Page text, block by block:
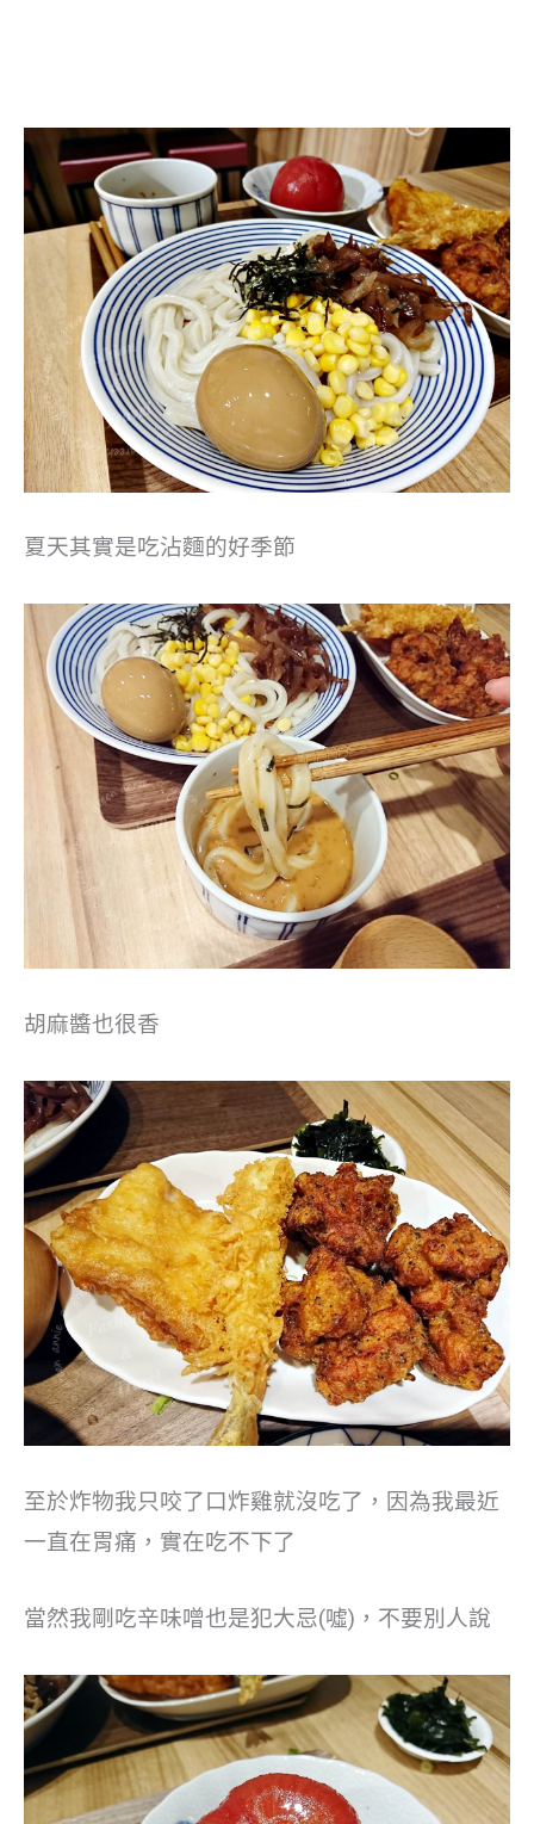
夏天其實是吃沾麵的好季節
胡麻醬也很香
至於炸物我只咬了口炸雞就沒吃了，因為我最近
一直在胃痛，實在吃不下了
當然我剛吃辛味噌也是犯大忌(噓)，不要別人說